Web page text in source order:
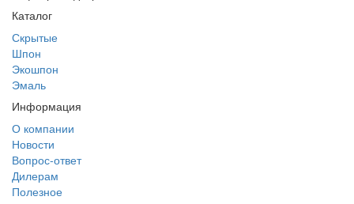
Каталог
Скрытые
Шпон
Экошпон
Эмаль
Информация
О компании
Новости
Вопрос-ответ
Дилерам
Полезное